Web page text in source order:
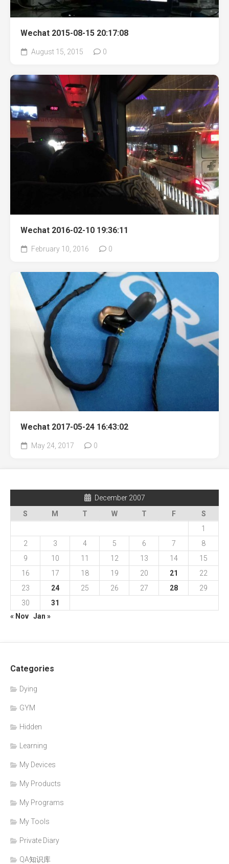
Wechat 2015-08-15 20:17:08
August 15, 2015 0
Wechat 2016-02-10 19:36:11
February 10, 2016 0
Wechat 2017-05-24 16:43:02
May 24, 2017 0
December 2007
S
M T W T F
S
1
2
3 4 5 6 7
8
9
10 11 12 13 14
15
16
17 18 19 20 21
22
23
24 25 26 27 28
29
30
31
« Nov Jan »
Categories
Dying
GYM
Hidden
Learning
My Devices
My Products
My Programs
My Tools
Private Diary
QA知识库